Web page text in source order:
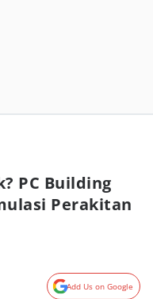
PC Building
Perakitan
Add Us on Google